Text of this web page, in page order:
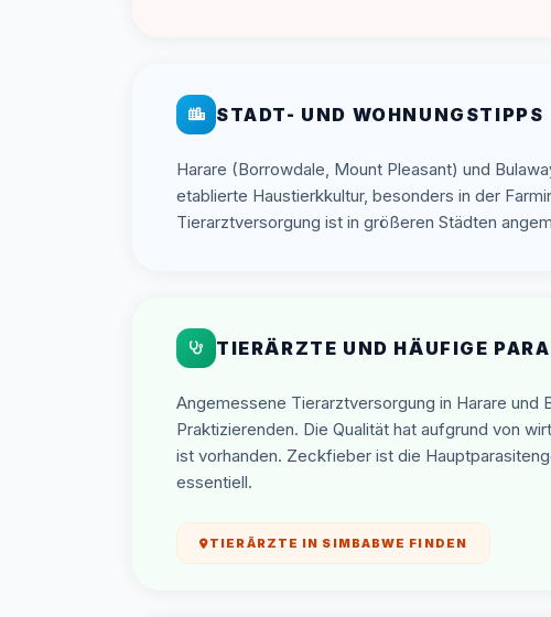
STADT- UND WOHNUNGSTIPPS
Harare (Borrowdale, Mount Pleasant) und
etablierte Haustierkkultur, besonders in der
Tierarztversorgung ist in größeren Städten
TIERÄRZTE UND HÄUFIGE
Angemessene Tierarztversorgung in Harare und
Praktizierenden. Die Qualität hat aufgrund von
ist vorhanden. Zeckfieber ist die
essentiell.
TIERÄRZTE IN SIMBABWE FINDEN